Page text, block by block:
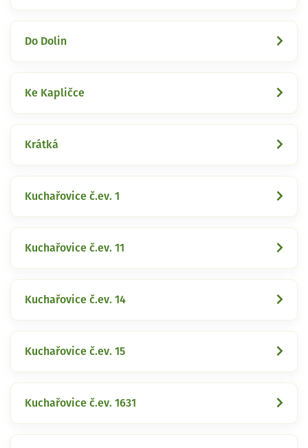
Do Dolin
Ke Kapličce
Krátká
Kuchařovice č.ev. 1
Kuchařovice č.ev. 11
Kuchařovice č.ev. 14
Kuchařovice č.ev. 15
Kuchařovice č.ev. 1631